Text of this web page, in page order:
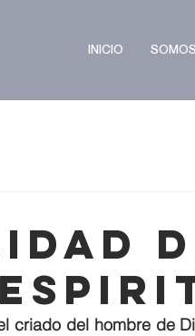
INICIO SOMOS
criado del hombre de